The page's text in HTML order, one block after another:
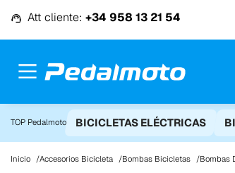
Att cliente: +34 958 13 21 54
TOP Pedalmoto BICICLETAS ELÉCTRICAS
Inicio Accesorios Bicicleta Bombas Bicicletas Bombas